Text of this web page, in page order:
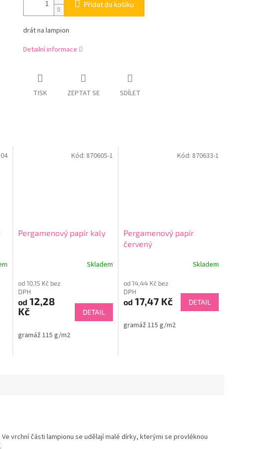
Přidat do košíku
drát na lampion
Detailní informace
TISK ZEPTAT SE SDÍLET
Pergamenový papír kaly
Skladem
od 10,15 Kč bez
DPH
od 12,28
Kč
DETAIL
gramáž 115 g/m2
Kód: 870605-1
Pergamenový papír
červený
Skladem
od 14,44 Kč bez
DPH
od 17,47 Kč DETAIL
gramáž 115 g/m2
Kód: 870633-1
vrchní části lampionu se udělají malé dírky, kterými se provléknou